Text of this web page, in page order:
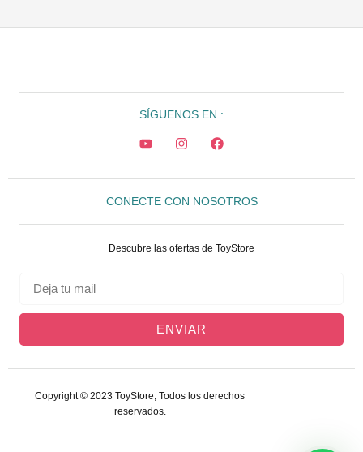
SÍGUENOS EN :
CONECTE CON NOSOTROS
Descubre las ofertas de ToyStore
ENVIAR
Copyright © 2023 ToyStore, Todos los derechos
reservados.